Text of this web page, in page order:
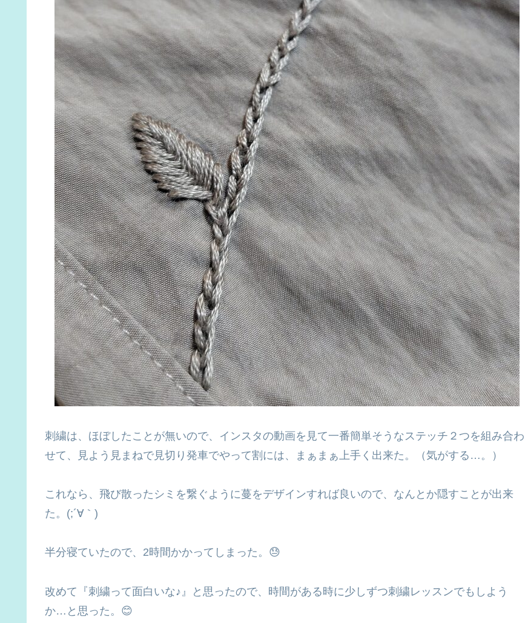
刺繍は、ほぼしたことが無いので、インスタの動画を見て一番簡単そうなステッチ２つを組み合わ
せて、見よう見まねで見切り発車でやって割には、まぁまぁ上手く出来た。（気がする…。）
これなら、飛び散ったシミを繋ぐように蔓をデザインすれば良いので、なんとか隠すことが出来
た。(;´∀｀)
半分寝ていたので、2時間かかってしまった。😓
改めて『刺繍って面白いな♪』と思ったので、時間がある時に少しずつ刺繍レッスンでもしよう
か…と思った。😊